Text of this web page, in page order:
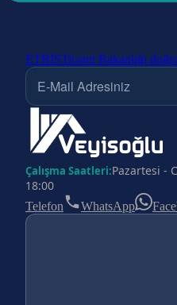
ETBİSTicaret Bakanlığı
Çalışma Saatleri:Pazartesi -
18:00
Telefon WhatsApp